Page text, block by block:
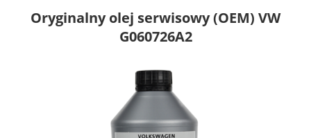
Oryginalny olej serwisowy (OEM) VW
G060726A2